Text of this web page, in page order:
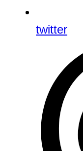
twitter